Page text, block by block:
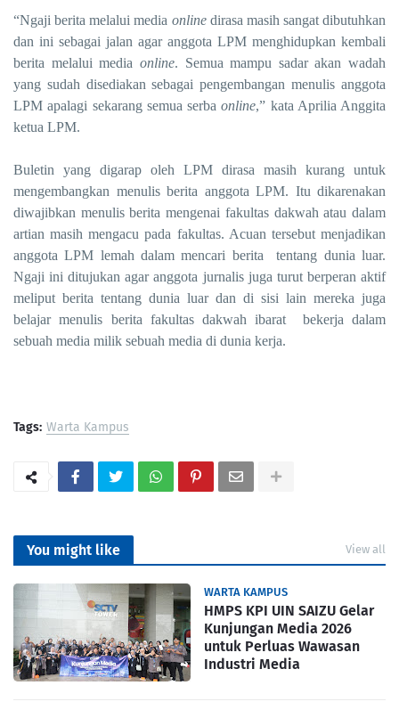
“Ngaji berita melalui media onlinedirasa masih sangat dibutuhkan
dan ini sebagai jalan agar anggota LPM menghidupkan kembali
berita melalui media online. Semua mampu sadar akan wadah
yang sudah disediakan sebagai pengembangan menulis anggota
LPM apalagi sekarang semua serbaonline,” kata Aprilia Anggita
ketua LPM.
Buletin yang digarap oleh LPM dirasa masih kurang untuk
mengembangkan menulis berita anggota LPM. Itu dikarenakan
diwajibkan menulis berita mengenai fakultas dakwah atau dalam
artian masih mengacu pada fakultas. Acuan tersebut menjadikan
anggota LPM lemah dalam mencari berita tentang dunia luar.
Ngaji ini ditujukan agar anggota jurnalis juga turut berperan aktif
meliput berita tentang dunia luar dan di sisi lain mereka juga
belajar menulis berita fakultas dakwah ibarat bekerja dalam
sebuah media milik sebuah media di dunia kerja.
Tags: Warta Kampus
You might like View all
WARTA KAMPUS
HMPS KPI UIN SAIZU Gelar
Kunjungan Media 2026
untuk Perluas Wawasan
Industri Media